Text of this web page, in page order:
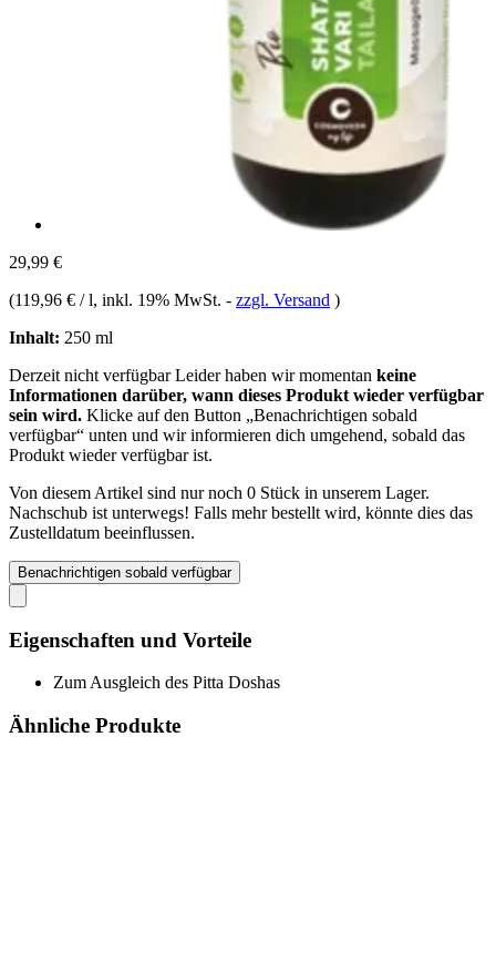
29,99 €
(119,96 € / l, inkl. 19% MwSt. - zzgl. Versand )
Inhalt: 250 ml
Derzeit nicht verfügbarLeider haben wir momentan keine
Informationen darüber, wann dieses Produkt wieder verfügbar
sein wird. Klicke auf den Button „Benachrichtigen sobald
verfügbar“ unten und wir informieren dich umgehend, sobald das
Produkt wieder verfügbar ist.
Von diesem Artikel sind nur noch 0 Stück in unserem Lager.
Nachschub ist unterwegs! Falls mehr bestellt wird, könnte dies das
Zustelldatum beeinflussen.
Benachrichtigen sobald verfügbar
Eigenschaften und Vorteile
Zum Ausgleich des Pitta Doshas
Ähnliche Produkte